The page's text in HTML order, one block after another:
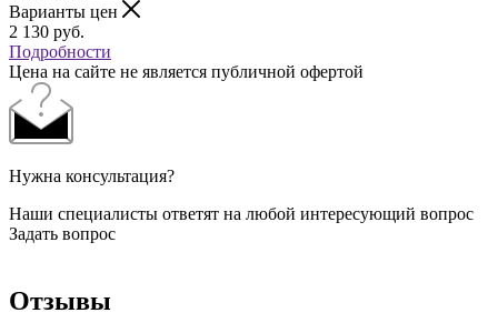
Варианты цен
2 130 руб.
Подробности
Цена на сайте не является публичной офертой
Нужна консультация?
Наши специалисты ответят на любой интересующий вопрос
Задать вопрос
Отзывы